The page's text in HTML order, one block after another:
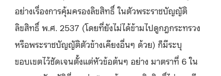
อย่างเรื่องการคุ้มครองลิขสิทธิ์ ในตัวพระราชบัญญัติ
ลิขสิทธิ์ พ.ศ. 2537 (โดยที่ยังไม่ได้ข้ามไปดูกฎกระทรวง
หรือพระราชบัญญัติตัวข้างเคียงอื่นๆ ด้วย) ก็มีระบุ
ขอบเขตไว้ชัดเจนตั้งแต่หัวข้อต้นๆ อย่าง มาตราที่ 6 ใน